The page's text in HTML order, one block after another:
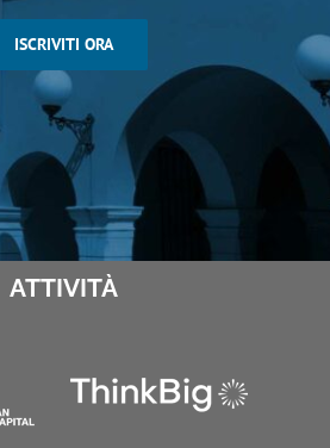
ISCRIVITI ORA
ATTIVITÀ